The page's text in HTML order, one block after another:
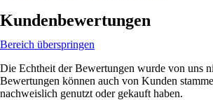
Kundenbewertungen
Bereich überspringen
Die Echtheit der Bewertungen wurde von uns
Bewertungen können auch von Kunden
nachweislich genutzt oder gekauft haben.